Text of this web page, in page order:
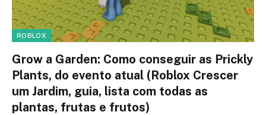
ROBLOX
Grow a Garden: Como conseguir as Prickly
Plants, do evento atual (Roblox Crescer
um Jardim, guia, lista com todas as
plantas, frutas e frutos)